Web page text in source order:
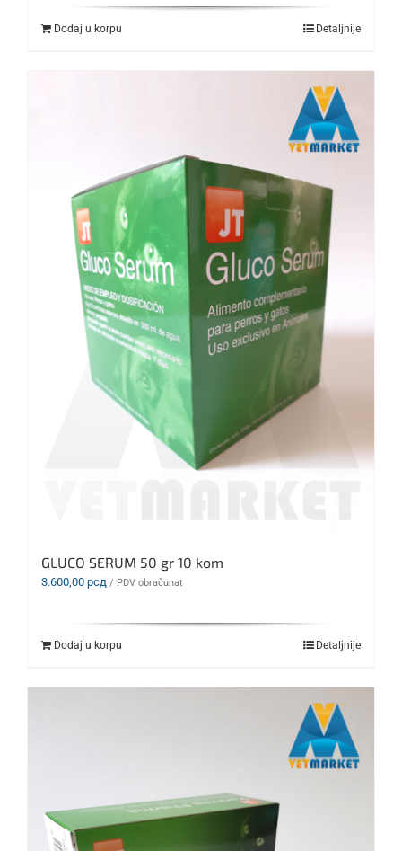
4.500,00 рсд.
Dodaj u korpu Detaljnije
GLUCO SERUM 50 gr 10 kom
3.600,00 рсд / PDV obračunat
Dodaj u korpu Detaljnije